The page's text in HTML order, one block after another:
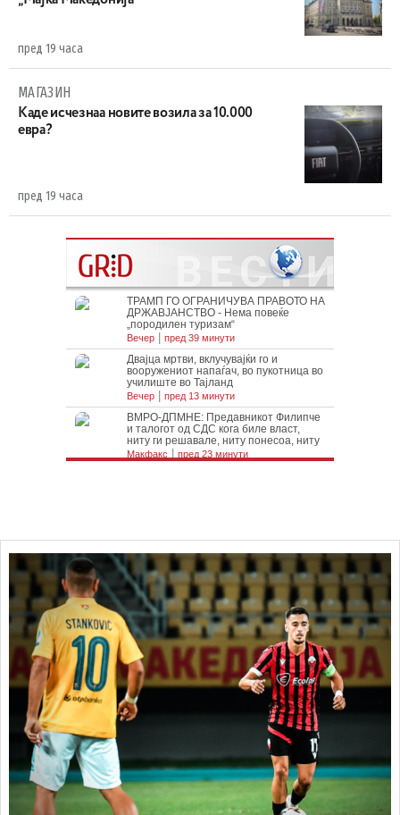
пред 19 часа
МАГАЗИН
Каде исчезнаа новите возила за 10.000
евра?
пред 19 часа